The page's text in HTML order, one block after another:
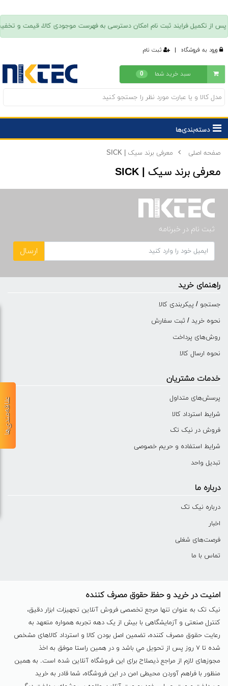
ورود به فروشگاه | ثبت نام
سبد خرید شما 0
دسته‌بندی‌ها
صفحه اصلی معرفی برند سیک | SICK
معرفی برند سیک | SICK
ثبت نام در خبرنامه
ارسال
راهنمای خرید
جستجو / پیکربندی کالا
نحوه خرید / ثبت سفارش
روش‌های پرداخت
نحوه ارسال کالا
خدمات مشتریان
پرسش‌های متداول
شرایط استرداد کالا
فروش در نیک تک
شرایط استفاده و حریم خصوصی
تبدیل واحد
درباره ما
درباره نیک تک
اخبار
فرصت‌های شغلی
تماس با ما
امنیت در خرید و حفظ حقوق مصرف کننده
نیک تک به عنوان تنها مرجع تخصصی فروش آنلاین تجهیزات ابزار دقیق،
کنترل صنعتی و آزمایشگاهی با بیش از یک دهه تجربه همواره متعهد به
رعایت حقوق مصرف کننده، تضمین اصل بودن کالا و استرداد کالاهای مشخص
شده تا ٧ روز پس از تحویل مي باشد و در همين راستا موفق به اخذ
مجوزهای لازم از مراجع ذیصلاح برای این فروشگاه آنلاین شده است. به همين
منظور با فراهم آوردن محیطی امن در این فروشگاه، شما قادر به خرید
علاقه‌مندی‌ها